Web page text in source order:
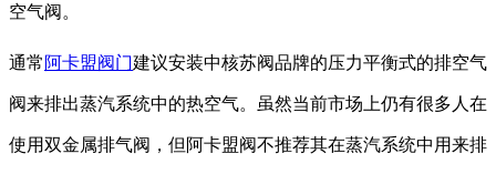
空气阀 。
通常 阿卡盟阀门建议安装中核苏阀品牌的压力平衡式的排空气
阀来排出蒸汽系统中的热空气。虽然当前市场上仍有很多人 在
使用双金属排气阀，但 阿卡盟阀不推荐其在蒸汽系统中 用来排